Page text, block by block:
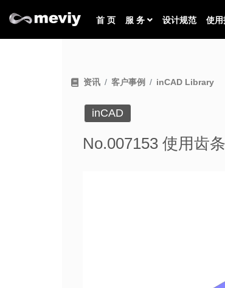
首 页 服 务 设计规范 使用
资讯 客户事例 inCAD Library
inCAD
No.007153 使用齿